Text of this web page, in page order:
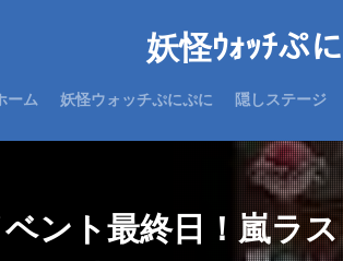
妖怪ｳｫｯﾁぷ
ーム 妖怪ウォッチぷにぷに 隠しステージ
ベント最終日！嵐ラ